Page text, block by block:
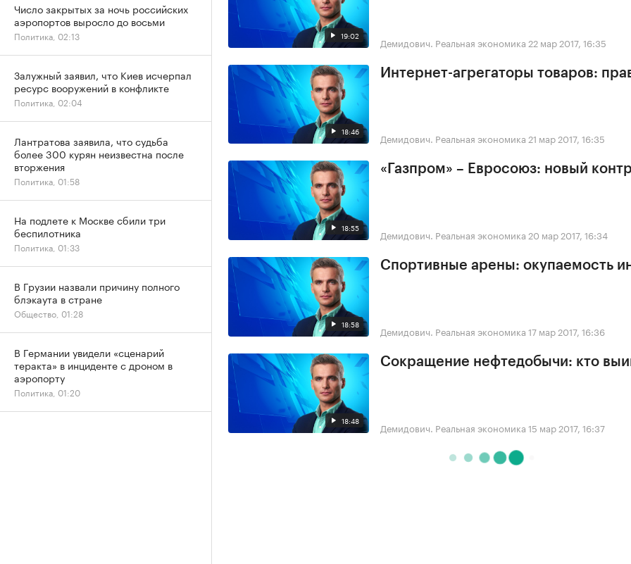
19:02 Демидович. Реальная экономика 22 мар 2017, 16:35
18:46
Интернет-агрегаторы товаров:
Демидович. Реальная экономика 21 мар 2017, 16:35
18:55
«Газпром» – Евросоюз: новый
Демидович. Реальная экономика 20 мар 2017, 16:34
18:58
Спортивные арены: окупаемость
Демидович. Реальная экономика 17 мар 2017, 16:36
18:48
Сокращение нефтедобычи: кто
Демидович. Реальная экономика 15 мар 2017, 16:37
Число закрытых за ночь российских
аэропортов выросло до восьми
Политика, 02:13
Залужный заявил, что Киев исчерпал
ресурс вооружений в конфликте
Политика, 02:04
Лантратова заявила, что судьба
более 300 курян неизвестна после
вторжения
Политика, 01:58
На подлете к Москве сбили три
беспилотника
Политика, 01:33
В Грузии назвали причину полного
блэкаута в стране
Общество, 01:28
В Германии увидели «сценарий
теракта» в инциденте с дроном в
аэропорту
Политика, 01:20